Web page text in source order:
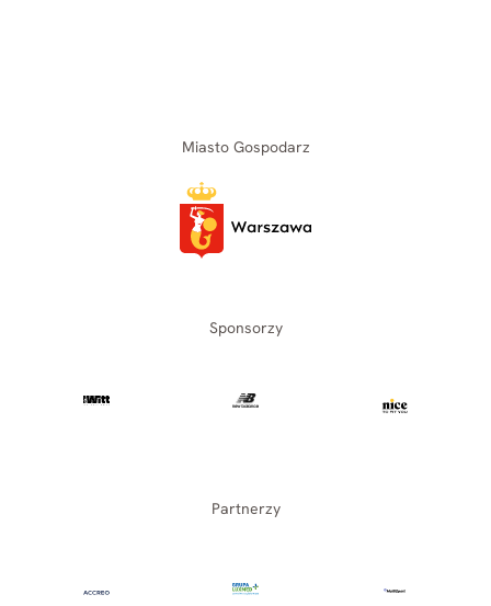
Miasto Gospodarz
Sponsorzy
Partnerzy